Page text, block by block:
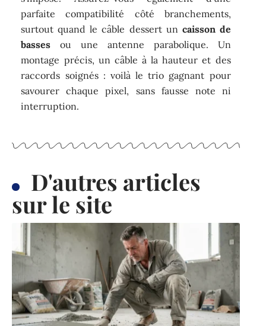
parfaite compatibilité côté branchements,
surtout quand le câble dessert un caisson de
basses ou une antenne parabolique. Un
montage précis, un câble à la hauteur et des
raccords soignés : voilà le trio gagnant pour
savourer chaque pixel, sans fausse note ni
interruption.
D'autres articles
sur le site